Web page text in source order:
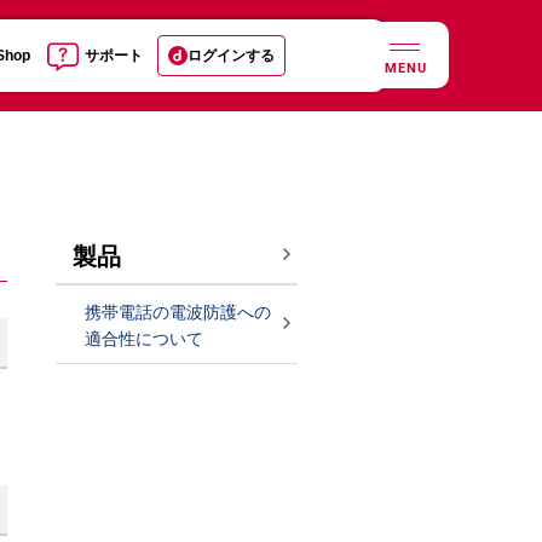
サポート ログインする
MENU
製品
携帯電話の電波防護への
適合性について